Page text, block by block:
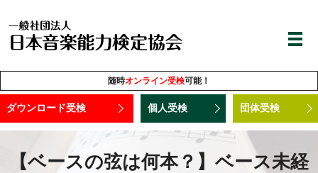
随時オンライン受検可能！
ダウンロード受検 個人受検 団体受検
【ベースの弦は何本？】ベース未経